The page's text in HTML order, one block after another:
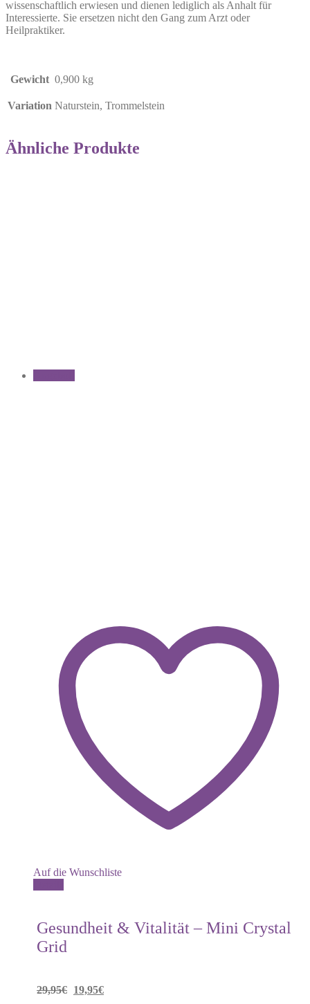
wissenschaftlich erwiesen und dienen lediglich als Anhalt für
Interessierte. Sie ersetzen nicht den Gang zum Arzt oder
Heilpraktiker.
Gewicht 0,900 kg
Variation Naturstein, Trommelstein
Ähnliche Produkte
Auf die Wunschliste
Gesundheit & Vitalität – Mini Crystal
Grid
29,95€ Ursprünglicher
19,95€Aktueller